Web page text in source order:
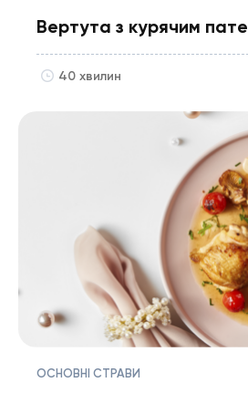
Вертута з курячим пате
40 хвилин
ОСНОВНІ СТРАВИ